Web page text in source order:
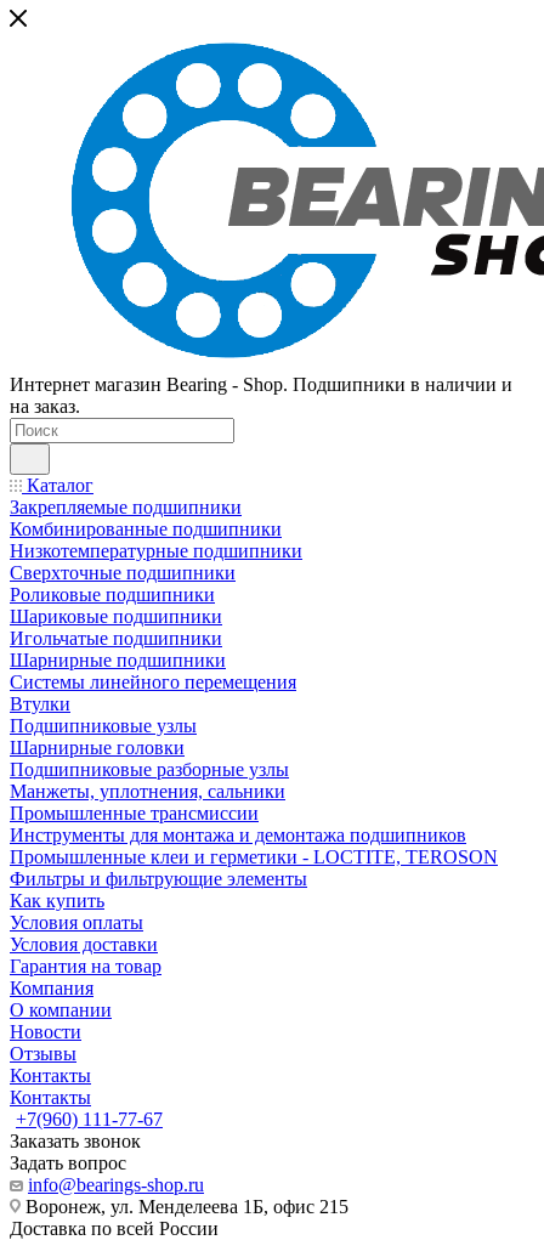
Интернет магазин Bearing - Shop. Подшипники в наличии и
на заказ.
Каталог
Закрепляемые подшипники
Комбинированные подшипники
Низкотемпературные подшипники
Сверхточные подшипники
Роликовые подшипники
Шариковые подшипники
Игольчатые подшипники
Шарнирные подшипники
Системы линейного перемещения
Втулки
Подшипниковые узлы
Шарнирные головки
Подшипниковые разборные узлы
Манжеты, уплотнения, сальники
Промышленные трансмиссии
Инструменты для монтажа и демонтажа подшипников
Промышленные клеи и герметики - LOCTITE, TEROSON
Фильтры и фильтрующие элементы
Как купить
Условия оплаты
Условия доставки
Гарантия на товар
Компания
О компании
Новости
Отзывы
Контакты
Контакты
+7(960) 111-77-67
Заказать звонок
Задать вопрос
info@bearings-shop.ru
Воронеж, ул. Менделеева 1Б, офис 215
Доставка по всей России